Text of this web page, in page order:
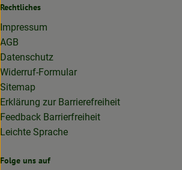
Rechtliches
Impressum
AGB
Datenschutz
Widerruf-Formular
Sitemap
Erklärung zur Barrierefreiheit
Feedback Barrierfreiheit
Leichte Sprache
Folge uns auf